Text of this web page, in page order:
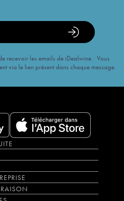
recevoir les emails de iDealwine. Vous
via le lien présent dans chaque message.